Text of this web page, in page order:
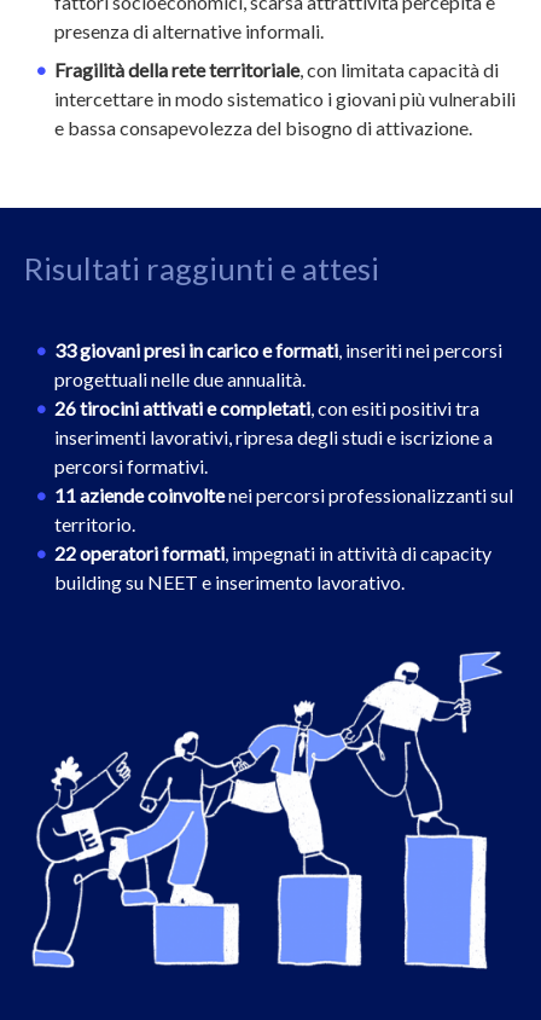
presenza di alternative informali.
Fragilità della rete territoriale, con limitata capacità di
intercettare in modo sistematico i giovani più vulnerabili
e bassa consapevolezza del bisogno di attivazione.
Risultati raggiunti e attesi
33 giovani presi in carico e formati, inseriti nei percorsi
progettuali nelle due annualità.
26 tirocini attivati e completati, con esiti positivi tra
inserimenti lavorativi, ripresa degli studi e iscrizione a
percorsi formativi.
11 aziende coinvoltenei percorsi professionalizzanti sul
territorio.
22 operatori formati, impegnati in attività di capacity
building su NEET e inserimento lavorativo.